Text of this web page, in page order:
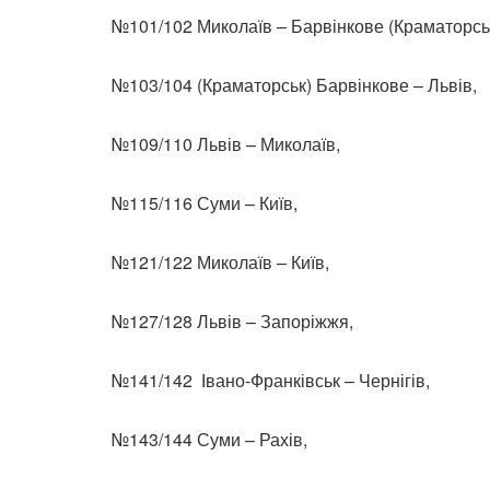
№101/102 Миколаїв – Барвінкове
№103/104 (Краматорськ) Барвінкове – Львів,
№109/110 Львів – Миколаїв,
№115/116 Суми – Київ,
№121/122 Миколаїв – Київ,
№127/128 Львів – Запоріжжя,
№141/142 Івано-Франківськ – Чернігів,
№143/144 Суми – Рахів,